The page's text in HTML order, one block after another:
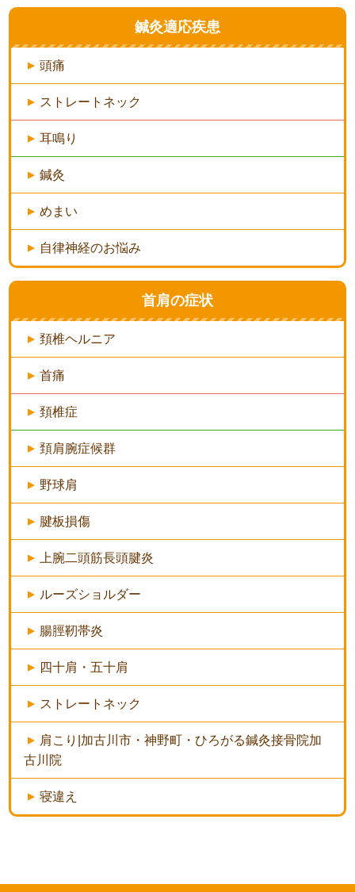
鍼灸適応疾患
頭痛
ストレートネック
耳鳴り
鍼灸
めまい
自律神経のお悩み
首肩の症状
頚椎ヘルニア
首痛
頚椎症
頚肩腕症候群
野球肩
腱板損傷
上腕二頭筋長頭腱炎
ルーズショルダー
腸脛靭帯炎
四十肩・五十肩
ストレートネック
肩こり|加古川市・神野町・ひろがる鍼灸接骨院加
古川院
寝違え